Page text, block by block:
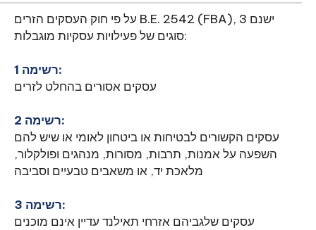
על פי חוק העסקים הזרים B.E. 2542 (FBA), ישנם 3
סוגים של פעילויות עסקיות מוגבלות:
רשימה 1:
עסקים אסורים בהחלט לזרים
רשימה 2:
עסקים הקשורים לבטיחות או ביטחון לאומי או שיש להם
השפעה על אמנות, תרבות, מסורות, מנהגים ופולקלור,
מלאכת יד, או משאבים טבעיים וסביבה
רשימה 3:
עסקים שלגביהם אזרחי תאילנד עדיין אינם מוכנים